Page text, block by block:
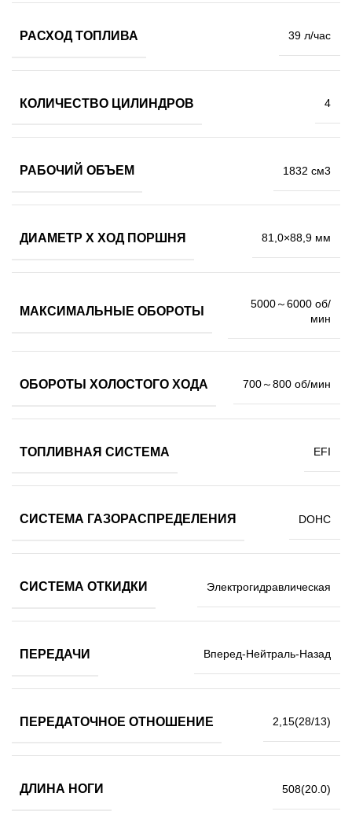
РАСХОД ТОПЛИВА 39 л/час
КОЛИЧЕСТВО ЦИЛИНДРОВ 4
РАБОЧИЙ ОБЪЕМ 1832 см3
ДИАМЕТР Х ХОД ПОРШНЯ 81,0×88,9 мм
МАКСИМАЛЬНЫЕ ОБОРОТЫ
5000～6000 об/
мин
ОБОРОТЫ ХОЛОСТОГО ХОДА 700～800 об/мин
ТОПЛИВНАЯ СИСТЕМА EFI
СИСТЕМА ГАЗОРАСПРЕДЕЛЕНИЯ DOHC
СИСТЕМА ОТКИДКИ Электрогидравлическая
ПЕРЕДАЧИ Вперед-Нейтраль-Назад
ПЕРЕДАТОЧНОЕ ОТНОШЕНИЕ 2,15(28/13)
ДЛИНА НОГИ 508(20.0)